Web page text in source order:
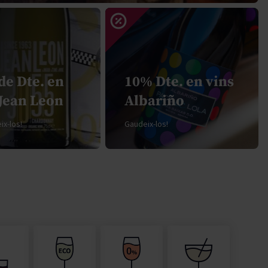
Pascal Jolivet
Vega Sicilia
Dte. en
Leon
los!
10% Dte. en vins
Albariño
Gaudeix-los!